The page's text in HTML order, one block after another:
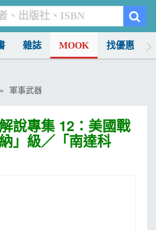
雜誌 MOOK 找優惠
軍事武器
說專集 12：美國戰
」級／「南達科